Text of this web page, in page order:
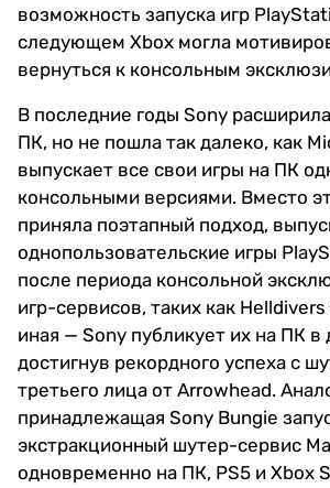
возможность запуска игр
следующем Xbox могла
вернуться к консольным
В последние годы Sony
ПК, но не пошла так далеко, как
выпускает все свои игры на ПК
консольными версиями. Вместо
приняла поэтапный подход,
однопользовательские игры
после периода консольной
игр-сервисов, таких как Helldivers
иная — Sony публикует их на ПК в
достигнув рекордного успеха с
третьего лица от Arrowhead.
принадлежащая Sony Bungie
экстракционный шутер-сервис
одновременно на ПК, PS5 и Xbox